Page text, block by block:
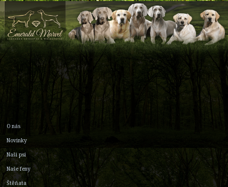
O nás
Novinky
Naši psi
Naše feny
Štěňata